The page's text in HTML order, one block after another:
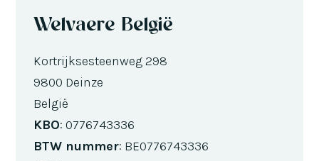
Welvaere België
Kortrijksesteenweg 298
9800 Deinze
België
KBO: 0776743336
BTW nummer: BE0776743336